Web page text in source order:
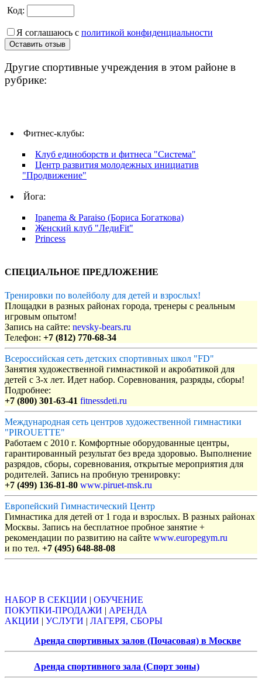
Код:
Я соглашаюсь с политикой конфиденциальности
Другие спортивные учреждения в этом районе в
рубрике:
Фитнес-клубы:
Клуб единоборств и фитнеса "Система"
Центр развития молодежных инициатив
"Продвижение"
Йога:
Ipanema & Paraiso (Бориса Богаткова)
Женский клуб "ЛедиFit"
Princess
СПЕЦИАЛЬНОЕ ПРЕДЛОЖЕНИЕ
Тренировки по волейболу для детей и взрослых!
Площадки в разных районах города, тренеры с реальным
игровым опытом!
Запись на сайте: nevsky-bears.ru
Телефон: +7 (812) 770-68-34
Всероссийская сеть детских спортивных школ "FD"
Занятия художественной гимнастикой и акробатикой для
детей с 3-х лет. Идет набор. Соревнования, разряды, сборы!
Подробнее:
+7 (800) 301-63-41 fitnessdeti.ru
Международная сеть центров художественной гимнастики
"PIROUETTE"
Работаем с 2010 г. Комфортные оборудованные центры,
гарантированный результат без вреда здоровью. Выполнение
разрядов, сборы, соревнования, открытые мероприятия для
родителей. Запись на пробную тренировку:
+7 (499) 136-81-80 www.piruet-msk.ru
Европейский Гимнастический Центр
Гимнастика для детей от 1 года и взрослых. В разных районах
Москвы. Запись на бесплатное пробное занятие +
рекомендации по развитию на сайте www.europegym.ru
и по тел. +7 (495) 648-88-08
НАБОР В СЕКЦИИ | ОБУЧЕНИЕ
ПОКУПКИ-ПРОДАЖИ | АРЕНДА
АКЦИИ | УСЛУГИ | ЛАГЕРЯ, СБОРЫ
Аренда спортивных залов (Почасовая) в Москве
Аренда спортивного зала (Спорт зоны)